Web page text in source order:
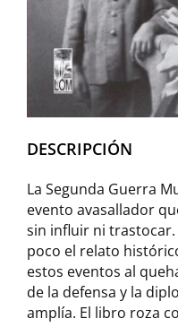
DESCRIPCIÓN
La Segunda Guerra
evento avasallador
sin influir ni trastocar.
poco el relato
estos eventos al
de la defensa y la
amplía. El libro roza